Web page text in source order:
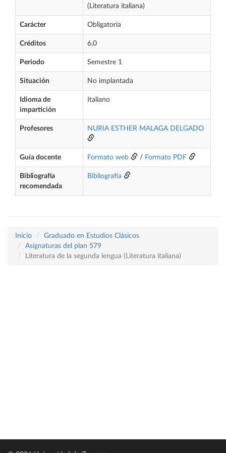
(Literatura italiana)
Carácter Obligatoria
Créditos 6,0
Periodo Semestre 1
Situación No implantada
Idioma de
impartición
Italiano
Profesores NURIA ESTHER MALAGA DELGADO
Guía docente Formato web / Formato PDF
Bibliografía
recomendada
Bibliografía
Inicio
Graduado en Estudios Clásicos
Asignaturas del plan 579
Literatura de la segunda lengua (Literatura italiana)